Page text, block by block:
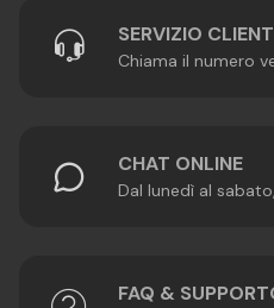
SERVIZIO
Chiama il numero
CHAT ONLINE
Dal lunedì al
FAQ &